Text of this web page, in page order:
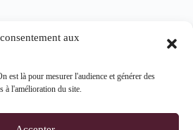
aux
est là pour mesurer l'audience et générer des
à l'amélioration du site.